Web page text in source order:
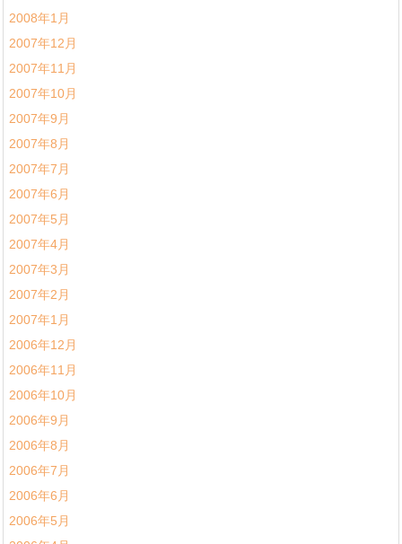
2008年1月
2007年12月
2007年11月
2007年10月
2007年9月
2007年8月
2007年7月
2007年6月
2007年5月
2007年4月
2007年3月
2007年2月
2007年1月
2006年12月
2006年11月
2006年10月
2006年9月
2006年8月
2006年7月
2006年6月
2006年5月